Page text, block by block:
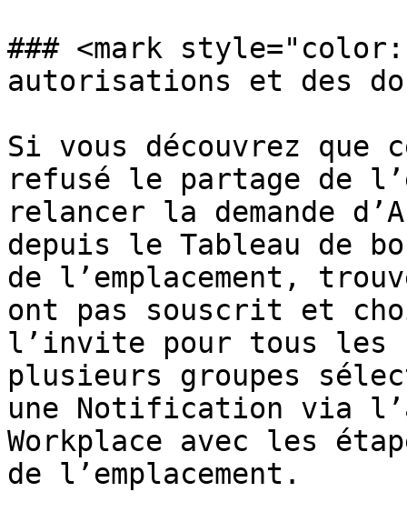
### <mark
autorisations et des
Si vous découvrez
refusé le partage de
relancer la demande
depuis le Tableau de
de l’emplacement,
ont pas souscrit et
l’invite pour tous les
plusieurs groupes
une Notification via
Workplace avec les
de l’emplacement.